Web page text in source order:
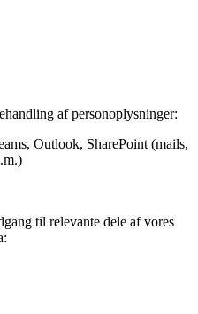
af personoplysninger:
Outlook, SharePoint (mails,
til relevante dele af vores